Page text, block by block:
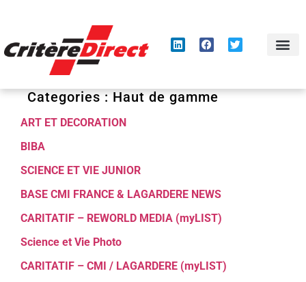
Categories :Haut de gamme
ART ET DECORATION
BIBA
SCIENCE ET VIE JUNIOR
BASE CMI FRANCE & LAGARDERE NEWS
CARITATIF – REWORLD MEDIA (myLIST)
Science et Vie Photo
CARITATIF – CMI / LAGARDERE (myLIST)